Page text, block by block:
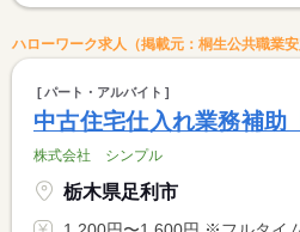
ハローワーク求人（掲載元：桐生公共職業安
パート・アルバイト
中古住宅仕入れ業務補助
株式会社 シンプル
栃木県足利市